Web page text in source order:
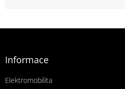
Informace
Elektromobilita